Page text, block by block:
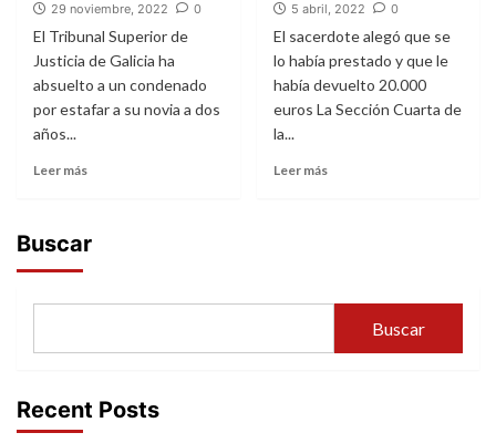
29 noviembre, 2022
0
El Tribunal Superior de
Justicia de Galicia ha
absuelto a un condenado
por estafar a su novia a dos
años...
Leer más
5 abril, 2022
0
El sacerdote alegó que se
lo había prestado y que le
había devuelto 20.000
euros La Sección Cuarta de
la...
Leer más
Buscar
Buscar
Recent Posts